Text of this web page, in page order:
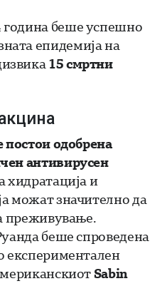
година беше успешно
епидемија на
15 смртни
постои одобрена
антивирусен
хидратација и
можат значително да
преживување.
беше спроведена
експериментален
Sabin